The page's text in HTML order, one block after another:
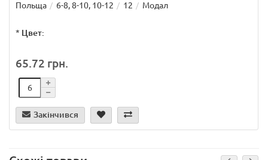
Польща 6-8, 8-10, 10-12 12 Модал
* Цвет:
65.72 грн.
Закінчився